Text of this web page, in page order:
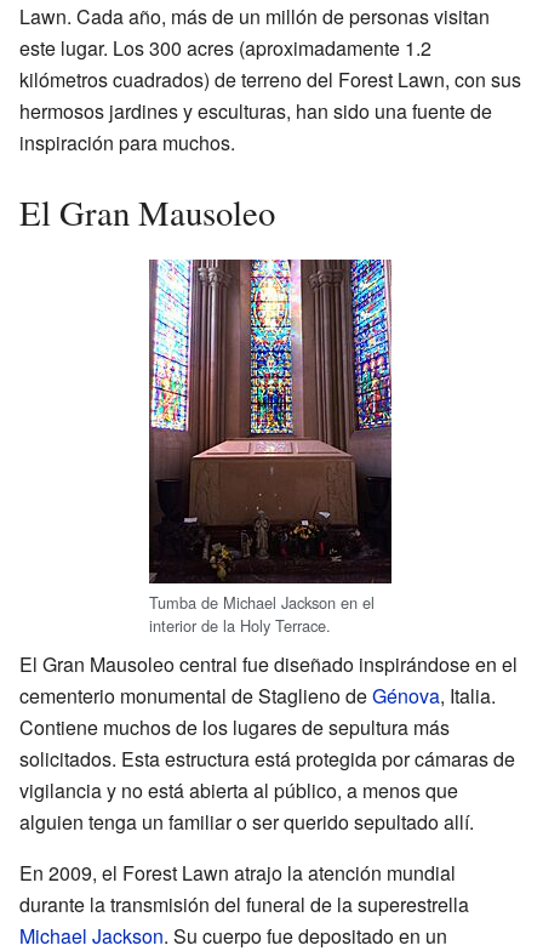
Lawn. Cada año, más de un millón de personas visitan
este lugar. Los 300 acres (aproximadamente 1.2
kilómetros cuadrados) de terreno del Forest Lawn, con sus
hermosos jardines y esculturas, han sido una fuente de
inspiración para muchos.
El Gran Mausoleo
Tumba de Michael Jackson en el
interior de la Holy Terrace.
El Gran Mausoleo central fue diseñado inspirándose en el
cementerio monumental de Staglieno deGénova, Italia.
Contiene muchos de los lugares de sepultura más
solicitados. Esta estructura está protegida por cámaras de
vigilancia y no está abierta al público, a menos que
alguien tenga un familiar o ser querido sepultado allí.
En 2009, el Forest Lawn atrajo la atención mundial
durante la transmisión del funeral de la superestrella
Michael Jackson. Su cuerpo fue depositado en un